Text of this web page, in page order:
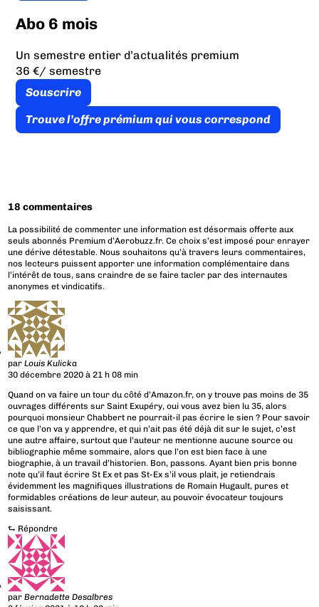
Abo 6 mois
Un semestre entier d’actualités premium
36 €/ semestre
Souscrire
Trouve l’offre prémium qui vous correspond
18 commentaires
La possibilité de commenter une information est désormais offerte aux
seuls abonnés Premium d’Aerobuzz.fr. Ce choix s’est imposé pour enrayer
une dérive détestable. Nous souhaitons qu’à travers leurs commentaires,
nos lecteurs puissent apporter une information complémentaire dans
l’intérêt de tous, sans craindre de se faire tacler par des internautes
anonymes et vindicatifs.
parLouis Kulicka
30 décembre 2020 à 21 h 08 min
Quand on va faire un tour du côté d’Amazon.fr, on y trouve pas moins de 35
ouvrages différents sur Saint Exupéry, oui vous avez bien lu 35, alors
pourquoi monsieur Chabbert ne pourrait-il pas écrire le sien ? Pour savoir
ce que l’on va y apprendre, et qui n’ait pas été déjà dit sur le sujet, c’est
une autre affaire, surtout que l’auteur ne mentionne aucune source ou
bibliographie même sommaire, alors que l’on est bien face à une
biographie, à un travail d’historien. Bon, passons. Ayant bien pris bonne
note qu’il faut écrire St Ex et pas St-Ex s’il vous plait, je retiendrais
évidemment les magnifiques illustrations de Romain Hugault, pures et
formidables créations de leur auteur, au pouvoir évocateur toujours
saisissant.
⮑ Répondre
parBernadette Desalbres